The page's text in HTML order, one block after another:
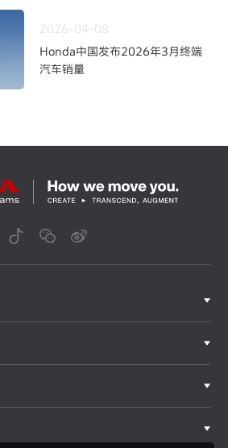
2026-04-08
Honda中国发布2026年3月终端
汽车销量